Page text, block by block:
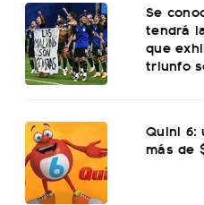
Se
tendrá
que
triunfo
Quini 6:
más de